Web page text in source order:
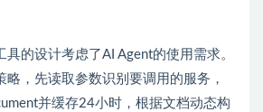
具的设计考虑了AI Agent的使用需求。
略，先读取参数识别要调用的服务，
并缓存24小时，根据文档动态构